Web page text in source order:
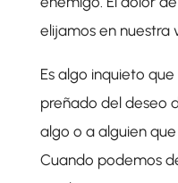
elijamos en nuestra
Es algo inquieto
preñado del deseo
algo o a alguien
Cuando podemos